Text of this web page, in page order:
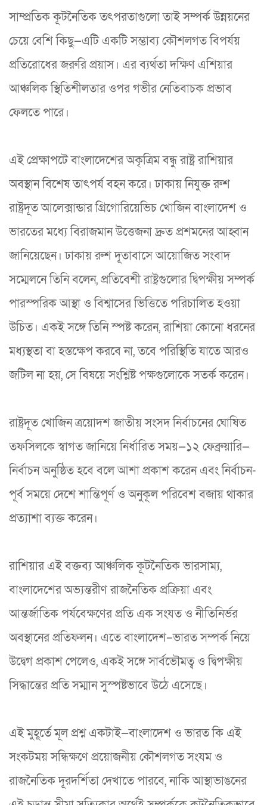
সাম্প্রতিক কূটনৈতিক তৎপরতাগুলো তাই সম্পর্ক উন্নয়নের
চেয়ে বেশি কিছু—এটি একটি সম্ভাব্য কৌশলগত বিপর্যয়
প্রতিরোধের জরুরি প্রয়াস। এর ব্যর্থতা দক্ষিণ এশিয়ার
আঞ্চলিক স্থিতিশীলতার ওপর গভীর নেতিবাচক প্রভাব
ফেলতে পারে।
এই প্রেক্ষাপটে বাংলাদেশের অকৃত্রিম বন্ধু রাষ্ট্র রাশিয়ার
অবস্থান বিশেষ তাৎপর্য বহন করে। ঢাকায় নিযুক্ত রুশ
রাষ্ট্রদূত আলেক্সান্ডার গ্রিগোরিয়েভিচ খোজিন বাংলাদেশ ও
ভারতের মধ্যে বিরাজমান উত্তেজনা দ্রুত প্রশমনের আহ্বান
জানিয়েছেন। ঢাকায় রুশ দূতাবাসে আয়োজিত সংবাদ
সম্মেলনে তিনি বলেন, প্রতিবেশী রাষ্ট্রগুলোর দ্বিপক্ষীয় সম্পর্ক
পারস্পরিক আস্থা ও বিশ্বাসের ভিত্তিতে পরিচালিত হওয়া
উচিত। একই সঙ্গে তিনি স্পষ্ট করেন, রাশিয়া কোনো ধরনের
মধ্যস্থতা বা হস্তক্ষেপ করবে না, তবে পরিস্থিতি যাতে আরও
জটিল না হয়, সে বিষয়ে সংশ্লিষ্ট পক্ষগুলোকে সতর্ক করেন।
রাষ্ট্রদূত খোজিন ত্রয়োদশ জাতীয় সংসদ নির্বাচনের ঘোষিত
তফসিলকে স্বাগত জানিয়ে নির্ধারিত সময়—১২ ফেব্রুয়ারি—
নির্বাচন অনুষ্ঠিত হবে বলে আশা প্রকাশ করেন এবং নির্বাচন-
পূর্ব সময়ে দেশে শান্তিপূর্ণ ও অনুকূল পরিবেশ বজায় থাকার
প্রত্যাশা ব্যক্ত করেন।
রাশিয়ার এই বক্তব্য আঞ্চলিক কূটনৈতিক ভারসাম্য,
বাংলাদেশের অভ্যন্তরীণ রাজনৈতিক প্রক্রিয়া এবং
আন্তর্জাতিক পর্যবেক্ষণের প্রতি এক সংযত ও নীতিনির্ভর
অবস্থানের প্রতিফলন। এতে বাংলাদেশ–ভারত সম্পর্ক নিয়ে
উদ্বেগ প্রকাশ পেলেও, একই সঙ্গে সার্বভৌমত্ব ও দ্বিপক্ষীয়
সিদ্ধান্তের প্রতি সম্মান সুস্পষ্টভাবে উঠে এসেছে।
এই মুহূর্তে মূল প্রশ্ন একটাই—বাংলাদেশ ও ভারত কি এই
সংকটময় সন্ধিক্ষণে প্রয়োজনীয় কৌশলগত সংযম ও
রাজনৈতিক দূরদর্শিতা দেখাতে পারবে, নাকি আস্থাভাঙনের